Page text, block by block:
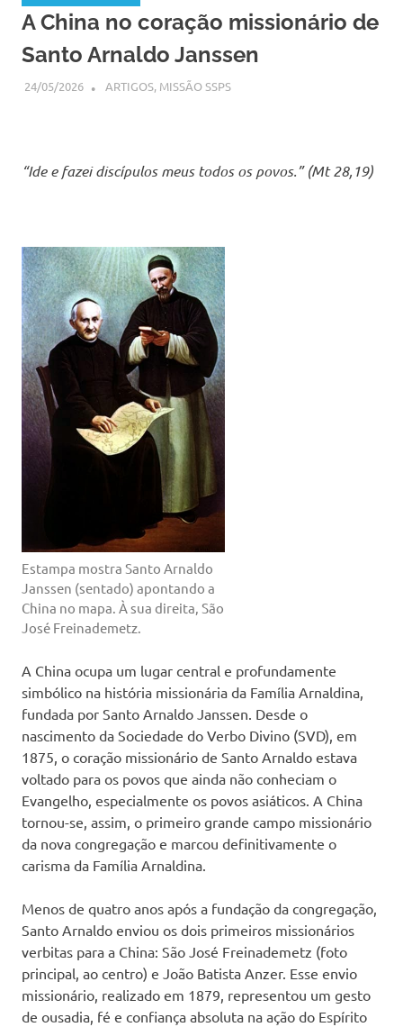
A China no coração missionário de
Santo Arnaldo Janssen
24/05/2026 SSPS BRASIL
ARTIGOS, MISSÃO SSPS
“Ide e fazei discípulos meus todos os povos.” (Mt 28,19)
Estampa mostra Santo Arnaldo
Janssen (sentado) apontando a
China no mapa. À sua direita, São
José Freinademetz.
A China ocupa um lugar central e profundamente
simbólico na história missionária da Família Arnaldina,
fundada por Santo Arnaldo Janssen. Desde o
nascimento da Sociedade do Verbo Divino (SVD), em
1875, o coração missionário de Santo Arnaldo estava
voltado para os povos que ainda não conheciam o
Evangelho, especialmente os povos asiáticos. A China
tornou-se, assim, o primeiro grande campo missionário
da nova congregação e marcou definitivamente o
carisma da Família Arnaldina.
Menos de quatro anos após a fundação da congregação,
Santo Arnaldo enviou os dois primeiros missionários
verbitas para a China: São José Freinademetz (foto
principal, ao centro) e João Batista Anzer. Esse envio
missionário, realizado em 1879, representou um gesto
de ousadia, fé e confiança absoluta na ação do Espírito